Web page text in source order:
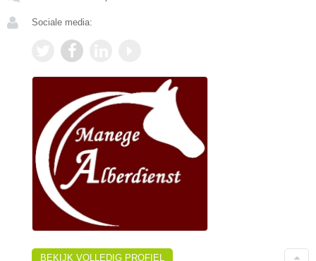
Sociale media:
BEKIJK VOLLEDIG PROFIEL